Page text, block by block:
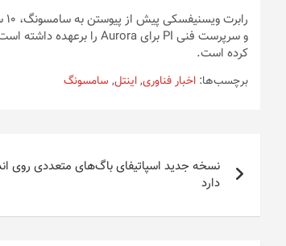
کرده است.
برچسب‌ها: اخبار فناوری,اینتل, سامسونگ
نوشته
دارد